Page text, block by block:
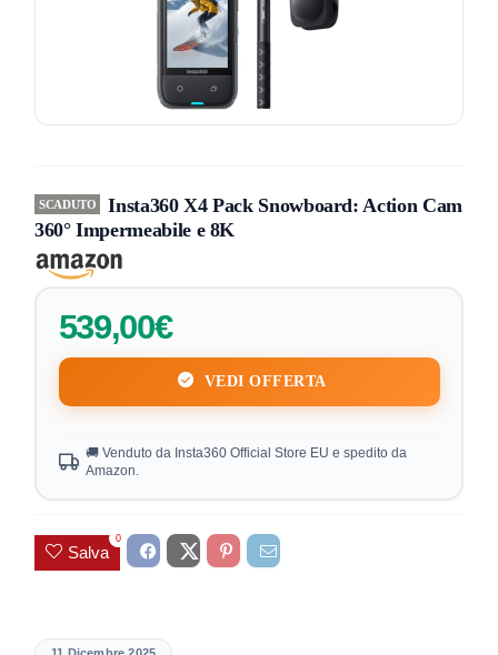
SCADUTO
Insta360 X4 Pack Snowboard: Action Cam
360° Impermeabile e 8K
539,00€
VEDI OFFERTA
🚚 Venduto da Insta360 Official Store EU e spedito da
Amazon.
Salva
0
11 Dicembre 2025